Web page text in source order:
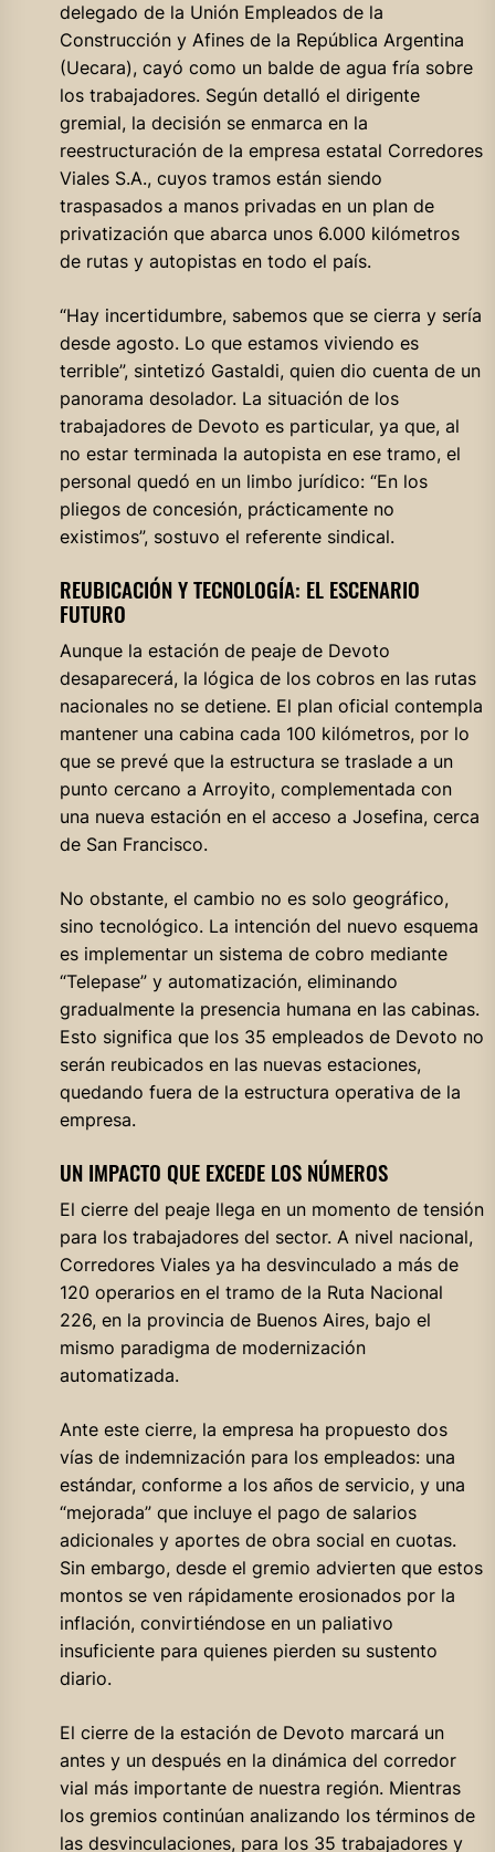
delegado de la Unión Empleados de la
Construcción y Afines de la República Argentina
(Uecara), cayó como un balde de agua fría sobre
los trabajadores. Según detalló el dirigente
gremial, la decisión se enmarca en la
reestructuración de la empresa estatal Corredores
Viales S.A., cuyos tramos están siendo
traspasados a manos privadas en un plan de
privatización que abarca unos 6.000 kilómetros
de rutas y autopistas en todo el país.
“Hay incertidumbre, sabemos que se cierra y sería
desde agosto. Lo que estamos viviendo es
terrible”, sintetizó Gastaldi, quien dio cuenta de un
panorama desolador. La situación de los
trabajadores de Devoto es particular, ya que, al
no estar terminada la autopista en ese tramo, el
personal quedó en un limbo jurídico: “En los
pliegos de concesión, prácticamente no
existimos”, sostuvo el referente sindical.
REUBICACIÓN Y TECNOLOGÍA: EL ESCENARIO
FUTURO
Aunque la estación de peaje de Devoto
desaparecerá, la lógica de los cobros en las rutas
nacionales no se detiene. El plan oficial contempla
mantener una cabina cada 100 kilómetros, por lo
que se prevé que la estructura se traslade a un
punto cercano a Arroyito, complementada con
una nueva estación en el acceso a Josefina, cerca
de San Francisco.
No obstante, el cambio no es solo geográfico,
sino tecnológico. La intención del nuevo esquema
es implementar un sistema de cobro mediante
“Telepase” y automatización, eliminando
gradualmente la presencia humana en las cabinas.
Esto significa que los 35 empleados de Devoto no
serán reubicados en las nuevas estaciones,
quedando fuera de la estructura operativa de la
empresa.
UN IMPACTO QUE EXCEDE LOS NÚMEROS
El cierre del peaje llega en un momento de tensión
para los trabajadores del sector. A nivel nacional,
Corredores Viales ya ha desvinculado a más de
120 operarios en el tramo de la Ruta Nacional
226, en la provincia de Buenos Aires, bajo el
mismo paradigma de modernización
automatizada.
Ante este cierre, la empresa ha propuesto dos
vías de indemnización para los empleados: una
estándar, conforme a los años de servicio, y una
“mejorada” que incluye el pago de salarios
adicionales y aportes de obra social en cuotas.
Sin embargo, desde el gremio advierten que estos
montos se ven rápidamente erosionados por la
inflación, convirtiéndose en un paliativo
insuficiente para quienes pierden su sustento
diario.
El cierre de la estación de Devoto marcará un
antes y un después en la dinámica del corredor
vial más importante de nuestra región. Mientras
los gremios continúan analizando los términos de
las desvinculaciones, para los 35 trabajadores y